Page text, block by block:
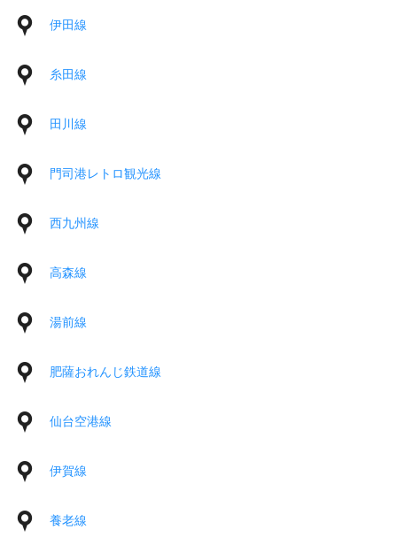
伊田線
糸田線
田川線
門司港レトロ観光線
西九州線
高森線
湯前線
肥薩おれんじ鉄道線
仙台空港線
伊賀線
養老線